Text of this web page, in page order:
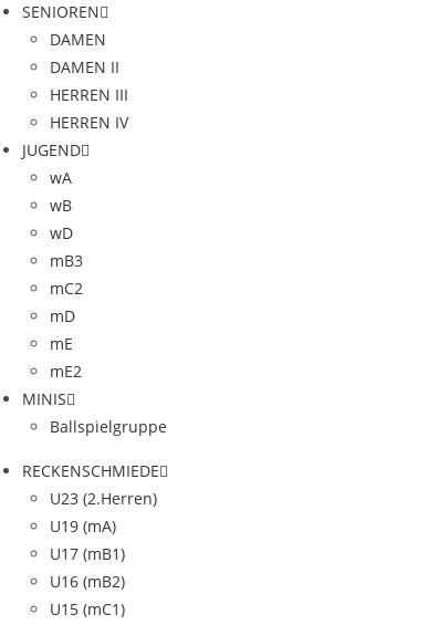
SENIOREN
DAMEN
DAMEN II
HERREN III
HERREN IV
JUGEND
wA
wB
wD
mB3
mC2
mD
mE
mE2
MINIS
Ballspielgruppe
RECKENSCHMIEDE
U23 (2.Herren)
U19 (mA)
U17 (mB1)
U16 (mB2)
U15 (mC1)